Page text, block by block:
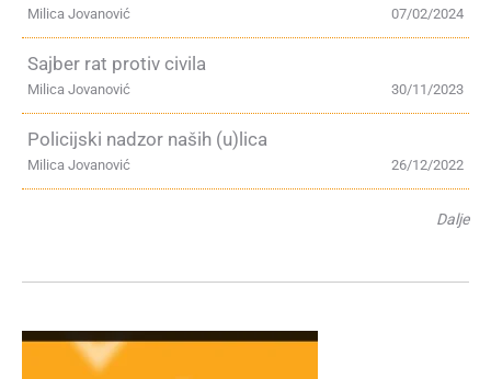
07/02/2024
Milica Jovanović
Sajber rat protiv civila
30/11/2023
Milica Jovanović
Policijski nadzor naših (u)lica
26/12/2022
Milica Jovanović
Dalje